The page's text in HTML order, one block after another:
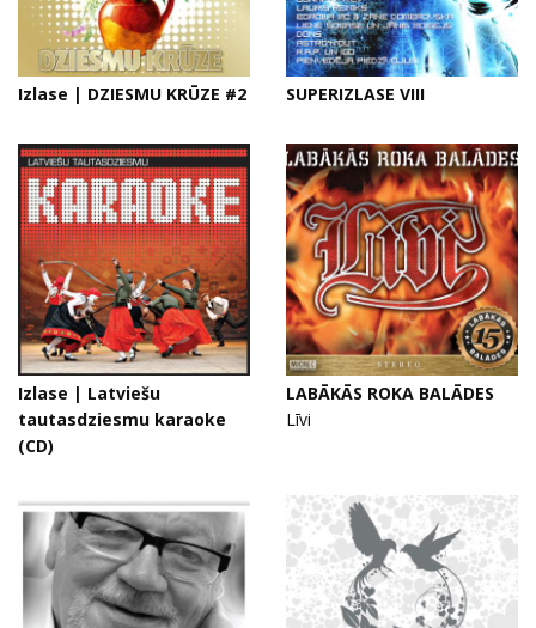
Izlase | DZIESMU KRŪZE #2 SUPERIZLASE VIII
Izlase | Latviešu
tautasdziesmu karaoke
(CD)
LABĀKĀS ROKA BALĀDES
Līvi